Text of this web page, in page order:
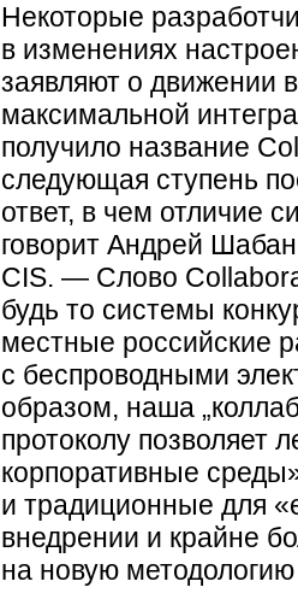
Некоторые
в изменениях
заявляют о движении
максимальной
получило название
следующая ступень
ответ, в чем отличие
говорит Андрей
CIS. — Слово
будь то системы
местные российские
с беспроводными
образом, наша
протоколу позволяет
корпоративные
и традиционные для
внедрении и крайне
на новую